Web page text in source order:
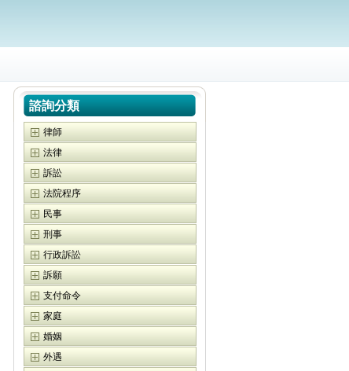
諮詢分類
律師
法律
訴訟
法院程序
民事
刑事
行政訴訟
訴願
支付命令
家庭
婚姻
外遇